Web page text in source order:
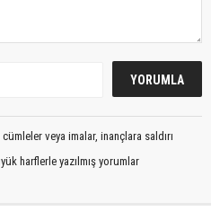
veya imalar, inançlara saldırı
harflerle yazılmış yorumlar